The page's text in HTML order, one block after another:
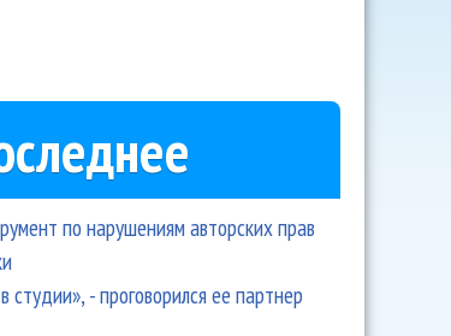
по нарушениям авторских прав
студии», - проговорился ее партнер